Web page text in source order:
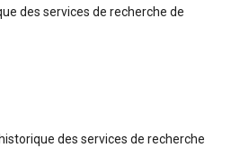
des services de recherche de
des services de recherche